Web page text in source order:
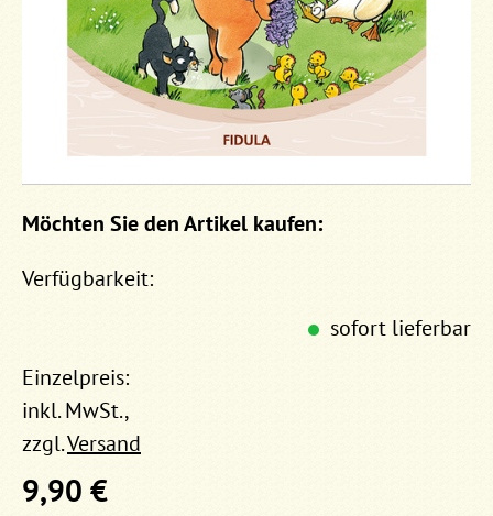
Möchten Sie den Artikel kaufen:
Verfügbarkeit:
sofort lieferbar
Einzelpreis:
inkl. MwSt.,
zzgl.Versand
9,90 €